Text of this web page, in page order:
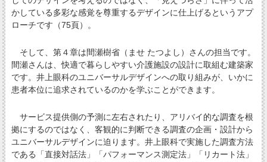
かしている多彩な感覚を尊重するデザインに仕上げるというアプ
ローチです（75頁）。
そして、第４章は間瀬樹省（ませ たつよし）さんの担当です。
間瀬さんは、快適で暮らしやすい介護施設の設計に取組む建築家
です。井上眼科のユニバーサルデザインへの取り組みが、いかに
患者本位に追求されているのかを学ぶことができます。
サービス提供側の予測に左右されたり、アリバイ的な調査を根
拠にするのではなく、客観的に判断できる調査の企画・設計から
ユニバーサルデザインに迫ります。井上眼科で実施した調査方法
である「直接対話法」「パフォーマンス測定法」「リカート法」